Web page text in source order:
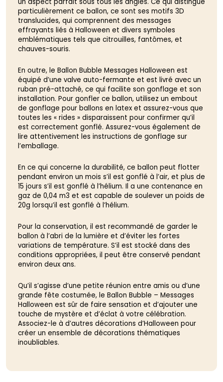
particulièrement ce ballon, ce sont ses motifs 3D
translucides, qui comprennent des messages
effrayants liés à Halloween et divers symboles
emblématiques tels que citrouilles, fantômes, et
chauves-souris.
En outre, le Ballon Bubble Messages Halloween est
équipé d’une valve auto-fermante et est livré avec un
ruban pré-attaché, ce qui facilite son gonflage et son
installation. Pour gonfler ce ballon, utilisez un embout
de gonflage pour ballons en latex et assurez-vous que
toutes les « rides » disparaissent pour confirmer qu’il
est correctement gonflé. Assurez-vous également de
lire attentivement les instructions de gonflage sur
l’emballage.
En ce qui concerne la durabilité, ce ballon peut flotter
pendant environ un mois s’il est gonflé à l’air, et plus de
15 jours s’il est gonflé à l’hélium. Il a une contenance en
gaz de 0,04 m3 et est capable de soulever un poids de
20g lorsqu’il est gonflé à l’hélium.
Pour la conservation, il est recommandé de garder le
ballon à l’abri de la lumière et d’éviter les fortes
variations de température. S’il est stocké dans des
conditions appropriées, il peut être conservé pendant
environ deux ans.
Qu’il s’agisse d’une petite réunion entre amis ou d’une
grande fête costumée, le Ballon Bubble – Messages
Halloween est sûr de faire sensation et d’ajouter une
touche de mystère et d’éclat à votre célébration.
Associez-le à d’autres décorations d’Halloween pour
créer un ensemble de décorations thématiques
inoubliables.